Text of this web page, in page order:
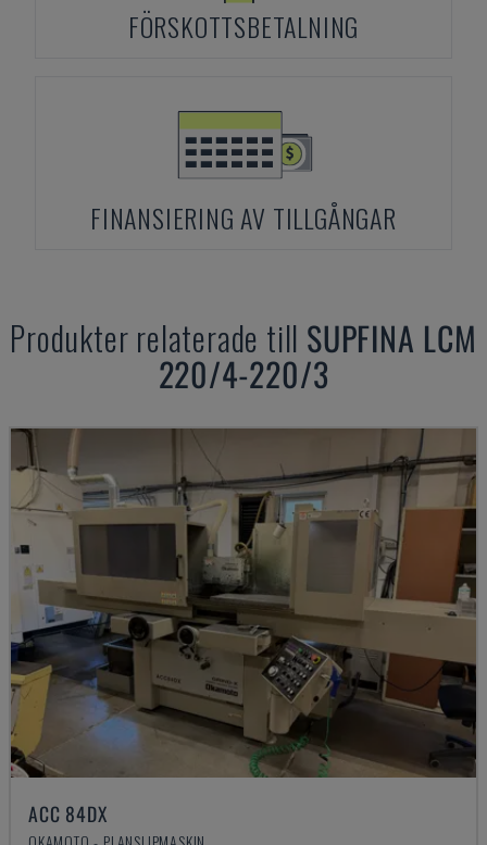
FÖRSKOTTSBETALNING
FINANSIERING AV TILLGÅNGAR
Produkter relaterade till SUPFINA LCM
220/4-220/3
ACC 84DX